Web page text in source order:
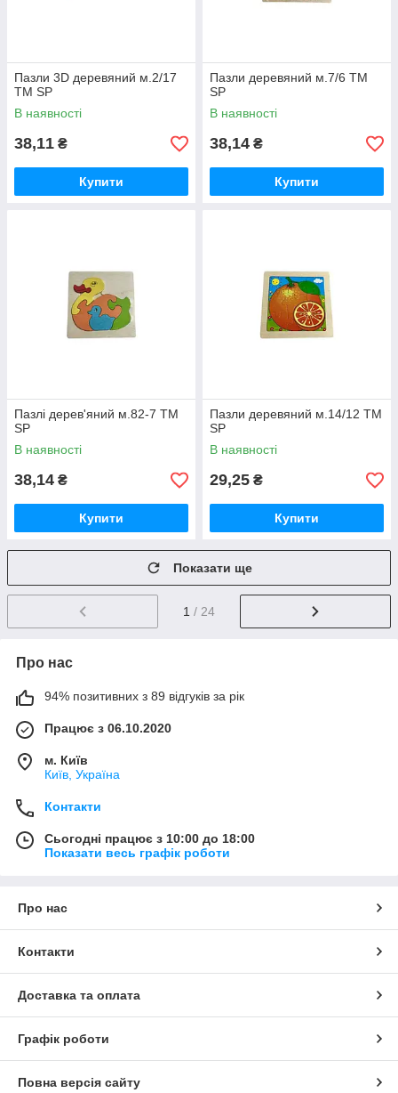
Пазли 3D деревяний м.2/17
ТМ SP
В наявності
38,11 ₴
Купити
Пазли деревяний м.7/6 ТМ
SP
В наявності
38,14 ₴
Купити
Пазлі дерев'яний м.82-7 ТМ
SP
В наявності
38,14 ₴
Купити
Пазли деревяний м.14/12 ТМ
SP
В наявності
29,25 ₴
Купити
Показати ще
1 / 24
Про нас
94% позитивних з 89 відгуків за рік
Працює з 06.10.2020
м. Київ
Київ, Україна
Контакти
Сьогодні працює з 10:00 до 18:00
Показати весь графік роботи
Про нас
Контакти
Доставка та оплата
Графік роботи
Повна версія сайту